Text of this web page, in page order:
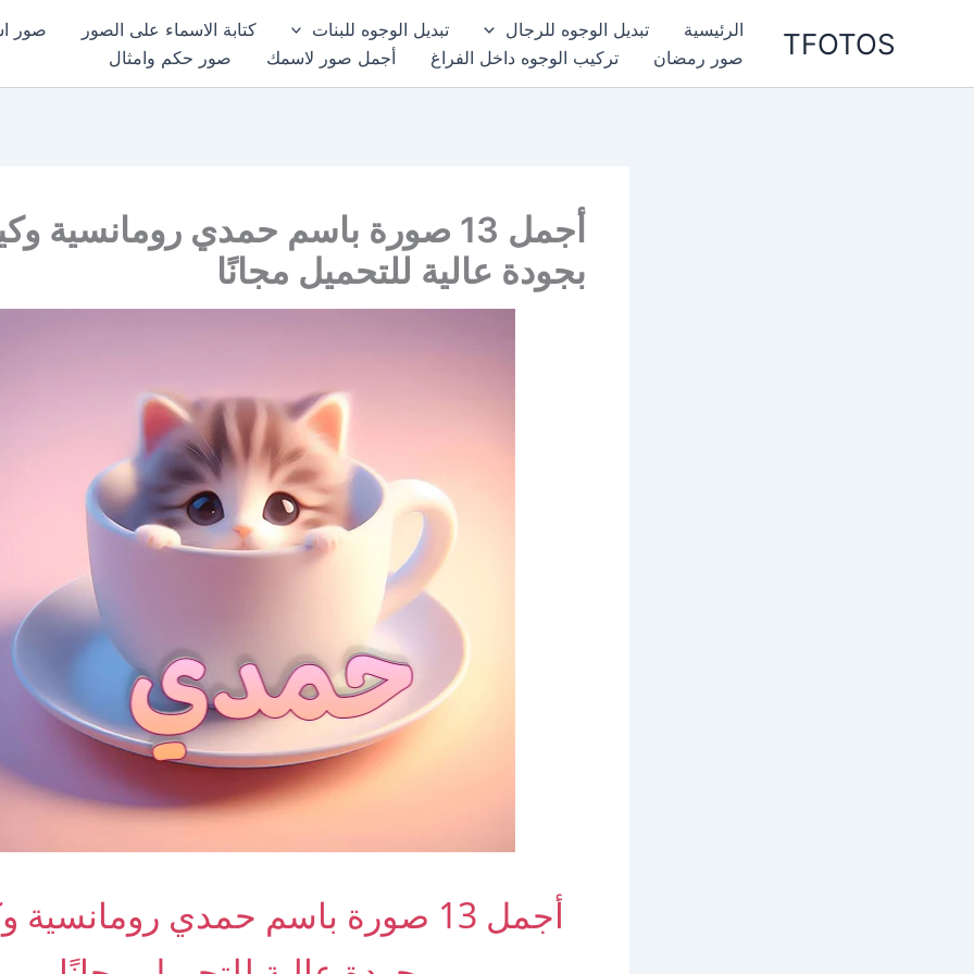
TFOTOS الرئيسية تبديل الوجوه للرجال تبديل الوجوه للبنات كتابة الاسماء على الصور
صور
صور رمضان
تركيب الوجوه داخل الفراغ أجمل صور لاسمك صور حكم وامثال
أجمل 13 صورة باسم حمدي رومانسية
بجودة عالية للتحميل مجانًا
أجمل 13 صورة باسم حمدي